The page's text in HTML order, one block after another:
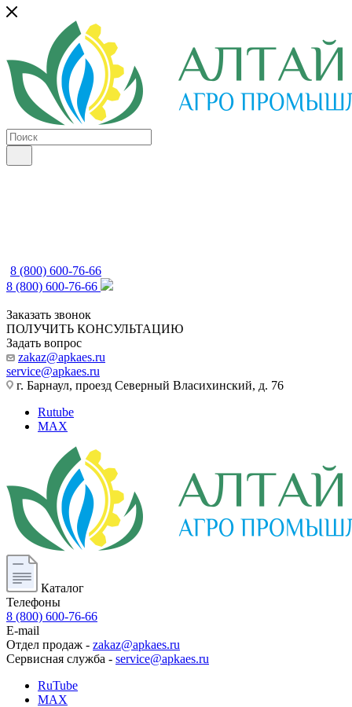
8 (800) 600-76-66
8 (800) 600-76-66
Заказать звонок
ПОЛУЧИТЬ КОНСУЛЬТАЦИЮ
Задать вопрос
zakaz@apkaes.ru
service@apkaes.ru
г. Барнаул, проезд Северный Власихинский, д. 76
Rutube
MAX
Каталог
Телефоны
8 (800) 600-76-66
E-mail
Отдел продаж - zakaz@apkaes.ru
Сервисная служба - service@apkaes.ru
RuTube
MAX